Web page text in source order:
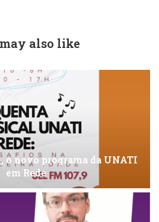
also like
o novo programa da UNATI
em Rede